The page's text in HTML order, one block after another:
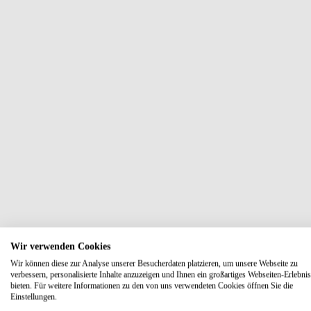
Wir verwenden Cookies
Wir können diese zur Analyse unserer Besucherdaten platzieren, um unsere Webseite zu
verbessern, personalisierte Inhalte anzuzeigen und Ihnen ein großartiges Webseiten-
bieten. Für weitere Informationen zu den von uns verwendeten Cookies öffnen Sie die
Einstellungen.